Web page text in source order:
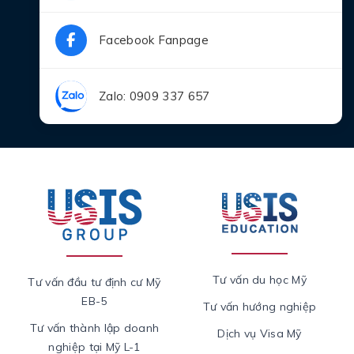
Facebook Fanpage
Zalo: 0909 337 657
Tư vấn đầu tư định cư Mỹ
EB-5
Tư vấn thành lập doanh
nghiệp tại Mỹ L-1
Tư vấn du học Mỹ
Tư vấn hướng nghiệp
Dịch vụ Visa Mỹ